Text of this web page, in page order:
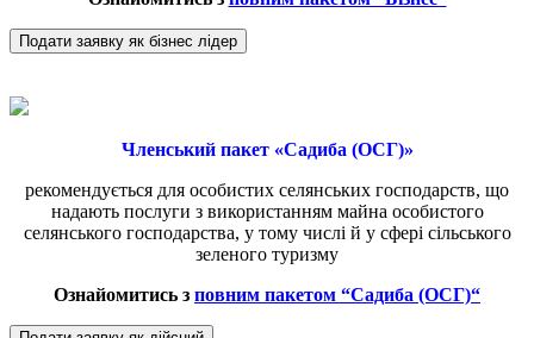
Подати заявку як бізнес лідер
Членський пакет «Садиба (ОСГ)»
рекомендується для особистих селянських господарств, що
надають послуги з використанням майна особистого
селянського господарства, у тому числі й у сфері сільського
зеленого туризму
Ознайомитись з повним пакетом “Садиба (ОСГ)“